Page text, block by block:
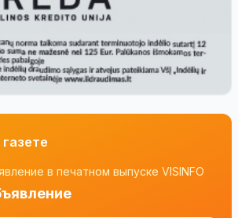
в печатном выпуске VISINFO